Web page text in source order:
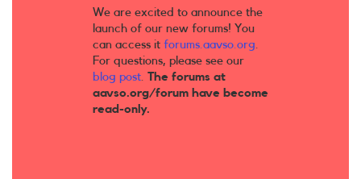
We are excited to announce the
launch of our new forums! You
can access it forums.aavso.org.
For questions, please see our
blog post. The forums at
aavso.org/forum have become
read-only.